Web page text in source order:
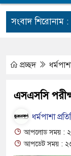
সংবাদ শিরোনাম :
ঝুলছে ডাম্প
দুর্ঘটনায়
ভারতে পাচার,
জীবন-সংসার
কর্ম ও দর্শন নিয়ে
প্রচ্ছদ
এসএসসি
ধর্মপাশা
আপলোড সময় :
আপডেট সময় :